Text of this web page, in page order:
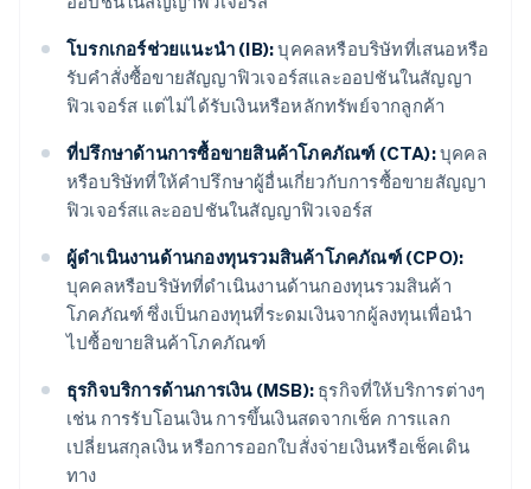
โบรกเกอร์ช่วยแนะนำ (IB):บุคคลหรือบริษัทที่เสนอหรือ
รับคำสั่งซื้อขายสัญญาฟิวเจอร์สและออปชันในสัญญา
ฟิวเจอร์ส แต่ไม่ได้รับเงินหรือหลักทรัพย์จากลูกค้า
ที่ปรึกษาด้านการซื้อขายสินค้าโภคภัณฑ์ (CTA):บุคคล
หรือบริษัทที่ให้คำปรึกษาผู้อื่นเกี่ยวกับการซื้อขายสัญญา
ฟิวเจอร์สและออปชันในสัญญาฟิวเจอร์ส
ผู้ดำเนินงานด้านกองทุนรวมสินค้าโภคภัณฑ์ (CPO):
บุคคลหรือบริษัทที่ดำเนินงานด้านกองทุนรวมสินค้า
โภคภัณฑ์ ซึ่งเป็นกองทุนที่ระดมเงินจากผู้ลงทุนเพื่อนำ
ไปซื้อขายสินค้าโภคภัณฑ์
ธุรกิจบริการด้านการเงิน (MSB): ธุรกิจที่ให้บริการต่างๆ
เช่น การรับโอนเงิน การขึ้นเงินสดจากเช็ค การแลก
เปลี่ยนสกุลเงิน หรือการออกใบสั่งจ่ายเงินหรือเช็คเดิน
ทาง